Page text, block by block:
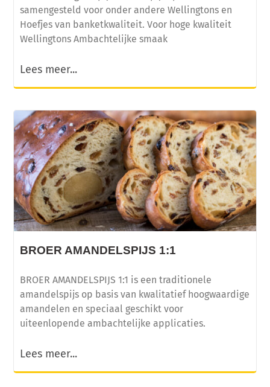
samengesteld voor onder andere Wellingtons en
Hoefjes van banketkwaliteit. Voor hoge kwaliteit
Wellingtons Ambachtelijke smaak
Lees meer...
BROER AMANDELSPIJS 1:1
BROER AMANDELSPIJS 1:1 is een traditionele
amandelspijs op basis van kwalitatief hoogwaardige
amandelen en speciaal geschikt voor
uiteenlopende ambachtelijke applicaties.
Lees meer...